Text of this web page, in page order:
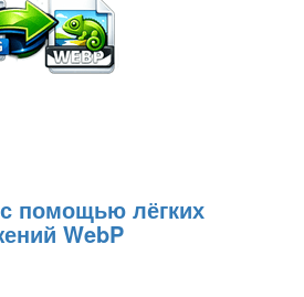
помощью лёгких
WebP